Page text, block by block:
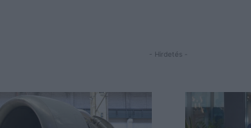
- Hirdetés -